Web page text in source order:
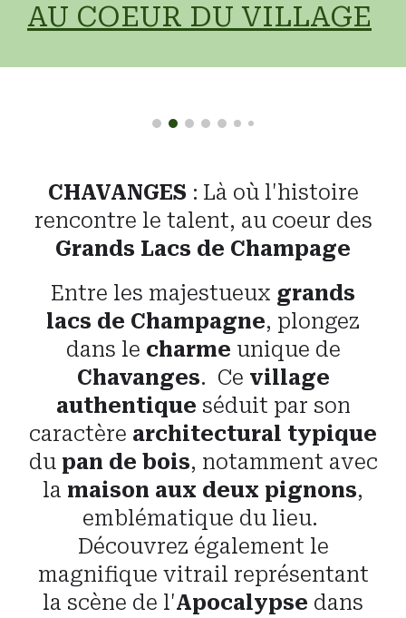
AU COEUR DU VILLAGE
CHAVANGES : Là où l'histoire
rencontre le talent, au coeur des
Grands Lacs de Champage
Entre les majestueux grands
lacs de Champagne, plongez
dans le charme unique de
Chavanges. Ce village
authentique séduit par son
caractère architectural typique
du pan de bois, notamment avec
la maison aux deux pignons,
emblématique du lieu.
Découvrez également le
magnifique vitrail représentant
la scène de l'Apocalypse dans